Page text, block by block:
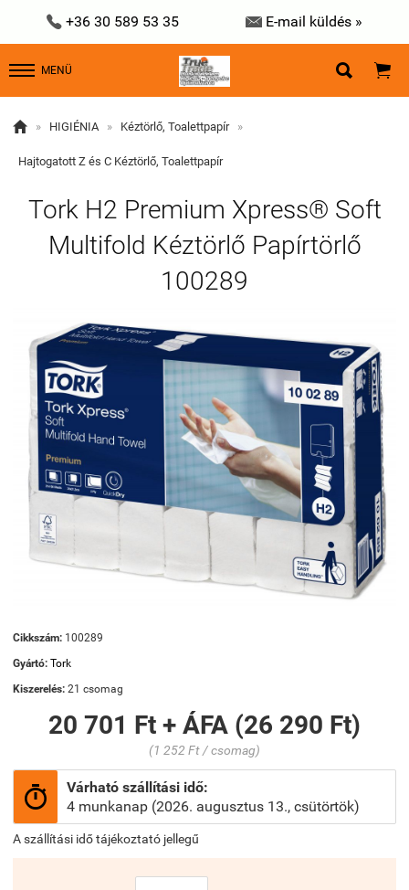
 +36 30 589 53 35  E-mail küldés »
MENÜ  
 » HIGIÉNIA » Kéztörlő, Toalettpapír »
Hajtogatott Z és C Kéztörlő, Toalettpapír
Tork H2 Premium Xpress® Soft
Multifold Kéztörlő Papírtörlő
100289
Cikkszám: 100289
Gyártó: Tork
Kiszerelés: 21 csomag
20 701 Ft + ÁFA (26 290 Ft)
(1 252 Ft / csomag)

Várható szállítási idő:
4 munkanap (2026. augusztus 13., csütörtök)
A szállítási idő tájékoztató jellegű